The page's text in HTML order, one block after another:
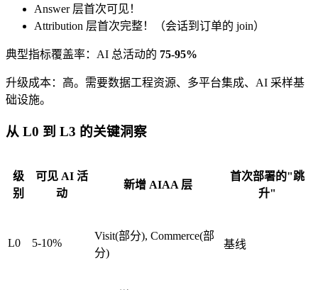
Answer 层首次可见！
Attribution 层首次完整！（会话到订单的 join）
典型指标覆盖率：AI 总活动的 75-95%
升级成本：高。需要数据工程资源、多平台集成、AI 采样基
础设施。
从 L0 到 L3 的关键洞察
级
别
可见 AI 活
动
新增 AIAA 层
首次部署的"跳
升"
L0 5-10%
Visit(部分), Commerce(部
分)
基线